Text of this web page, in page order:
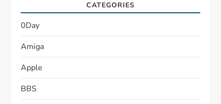
CATEGORIES
0Day
Amiga
Apple
BBS